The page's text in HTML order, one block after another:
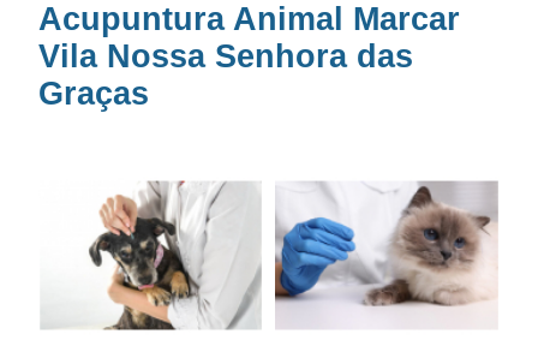
Acupuntura Animal Marcar
Vila Nossa Senhora das
Graças